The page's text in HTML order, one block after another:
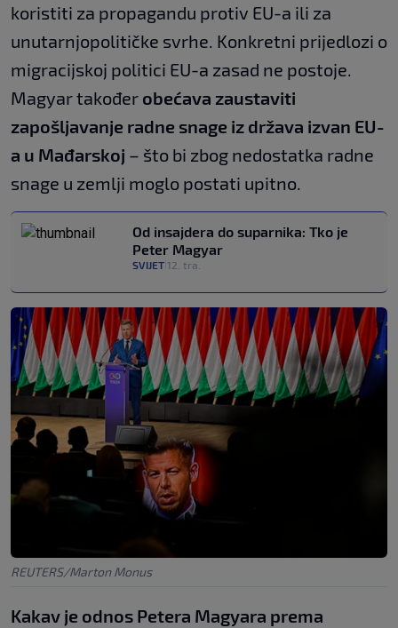
koristiti za propagandu protiv EU-a ili za
unutarnjopolitičke svrhe. Konkretni prijedlozi o
migracijskoj politici EU-a zasad ne postoje.
Magyar također obećava zaustaviti
zapošljavanje radne snage iz država izvan EU-
a u Mađarskoj – što bi zbog nedostatka radne
snage u zemlji moglo postati upitno.
Od insajdera do suparnika: Tko je
Peter Magyar
SVIJET 12. tra.
REUTERS/Marton Monus
Kakav je odnos Petera Magyara prema